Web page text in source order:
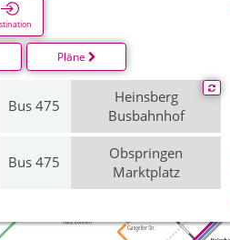
Pläne
Bus 475
Heinsberg
Busbahnhof
Bus 475
Obspringen
Marktplatz